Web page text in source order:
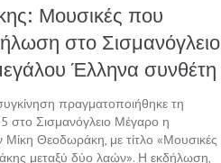
Μουσικές που
στο Σισμανόγλειο
Έλληνα συνθέτη
συγκίνηση πραγματοποιήθηκε τη
στο Σισμανόγλειο Μέγαρο η
Θεοδωράκη, με τίτλο «Μουσικές
μεταξύ δύο λαών». Η εκδήλωση,